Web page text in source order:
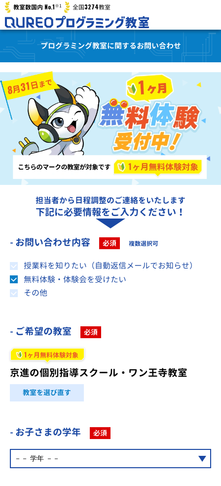
教室数国内 No.1※1 全国3274教室
プログラミング教室に関するお問い合わせ
担当者から日程調整のご連絡をいたします
下記に必要情報をご入力ください！
- お問い合わせ内容 必須 複数選択可
授業料を知りたい（自動返信メールでお知らせ）
無料体験・体験会を受けたい
その他
- ご希望の教室 必須
1ヶ月無料体験対象
京進の個別指導スクール・ワン王寺教室
教室を選び直す
- お子さまの学年 必須